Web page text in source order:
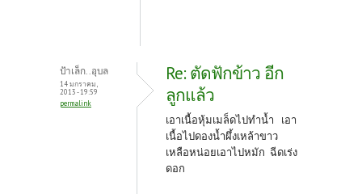
ป้าเล็ก..อุบล
14 มกราคม,
2013 - 19:59
permalink
Re: ตัดฟักข้าว อีก
ลูกแล้ว
เอาเนื้อหุ้มเมล็ดไปทำน้ำ เอา
เนื้อไปดองน้ำผึ้งเหล้าขาว
เหลือหน่อยเอาไปหมัก ฉีดเร่ง
ดอก